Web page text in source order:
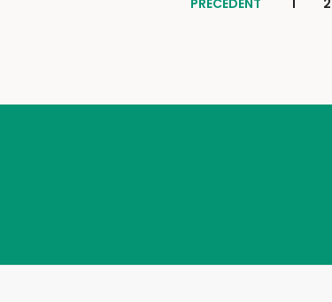
PRÉCÉDENT 1 2